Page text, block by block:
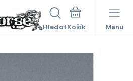
Hledat Menu